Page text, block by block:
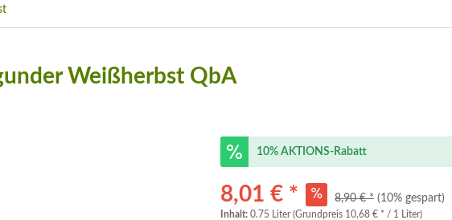
Weißherbst QbA
10% AKTIONS-Rabatt
8,01 € * 8,90 € * (10% gespart)
Inhalt:0.75 Liter (Grundpreis 10,68 € * / 1 Liter)